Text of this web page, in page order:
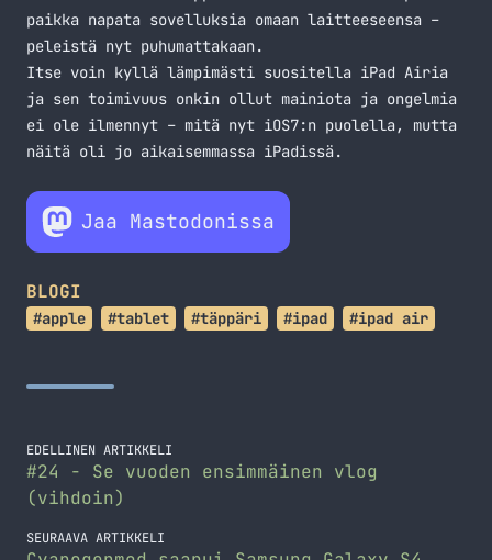
paikka napata sovelluksia omaan laitteeseensa –
peleistä nyt puhumattakaan.
Itse voin kyllä lämpimästi suositella iPad Airia
ja sen toimivuus onkin ollut mainiota ja ongelmia
ei ole ilmennyt – mitä nyt iOS7:n puolella, mutta
näitä oli jo aikaisemmassa iPadissä.
Jaa Mastodonissa
BLOGI
#apple #tablet #täppäri #ipad #ipad air
EDELLINEN ARTIKKELI
#24 - Se vuoden ensimmäinen vlog
(vihdoin)
SEURAAVA ARTIKKELI